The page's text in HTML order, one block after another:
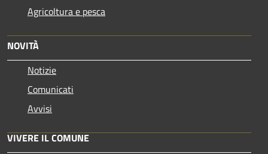
Agricoltura e pesca
NOVITÀ
Notizie
Comunicati
Avvisi
VIVERE IL COMUNE